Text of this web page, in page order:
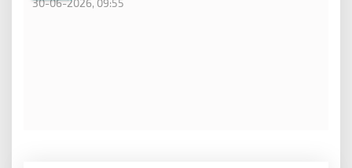
30-06-2026, 09:55